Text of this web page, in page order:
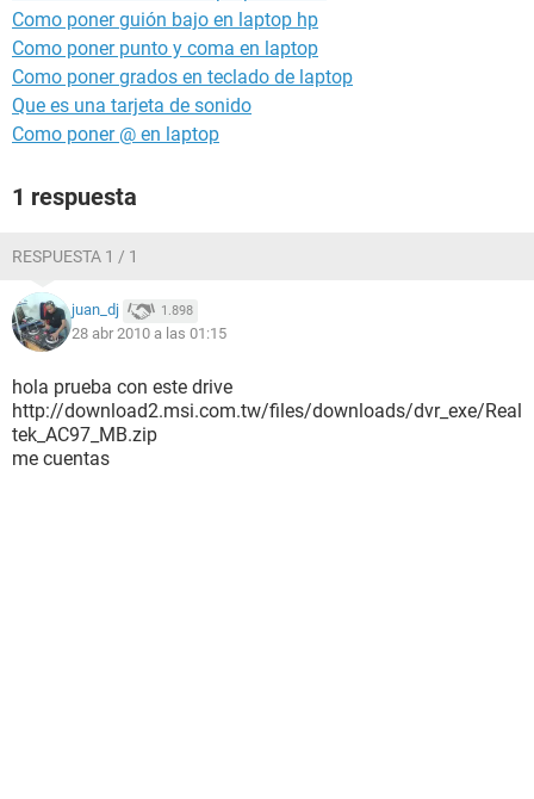
Tipo de BIOS Phoenix (08/11/05)
Multimedia:
Tarjeta de sonido ATI SB400 - AC'97 Audio Controller
Como poner guión bajo en laptop hp
Como poner punto y coma en laptop
Como poner grados en teclado de laptop
Que es una tarjeta de sonido
Como poner @ en laptop
1 respuesta
RESPUESTA 1 / 1
juan_dj 1.898
28 abr 2010 a las 01:15
hola prueba con este drive
http://download2.msi.com.tw/files/downloads/dvr_exe/Real
tek_AC97_MB.zip
me cuentas